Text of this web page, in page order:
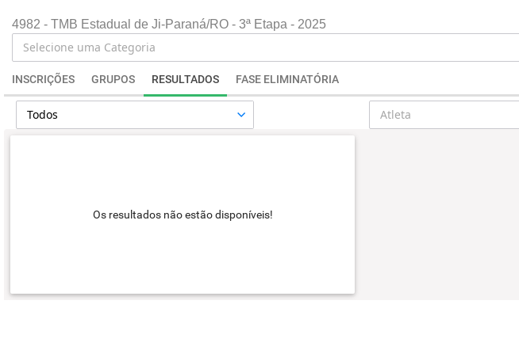
4982 - TMB Estadual de Ji-Paraná/RO - 3ª Etapa - 2025
INSCRIÇÕES GRUPOS RESULTADOS FASE ELIMINATÓRIA
Os resultados não estão disponíveis!